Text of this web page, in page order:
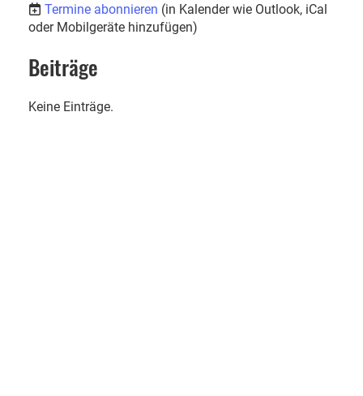
Termine abonnieren (in Kalender wie Outlook, iCal
oder Mobilgeräte hinzufügen)
Beiträge
Keine Einträge.